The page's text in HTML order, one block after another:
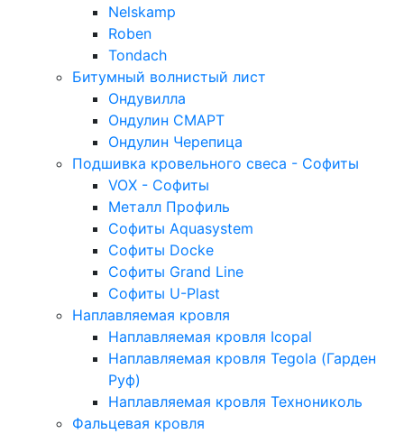
Nelskamp
Roben
Tondach
Битумный волнистый лист
Ондувилла
Ондулин СМАРТ
Ондулин Черепица
Подшивка кровельного свеса - Софиты
VOX - Софиты
Металл Профиль
Софиты Aquasystem
Софиты Docke
Софиты Grand Line
Софиты U-Plast
Наплавляемая кровля
Наплавляемая кровля Icopal
Наплавляемая кровля Tegola (Гарден
Руф)
Наплавляемая кровля Технониколь
Фальцевая кровля